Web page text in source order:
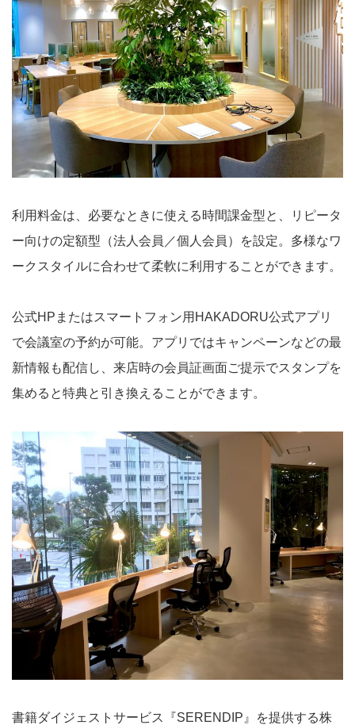
利用料金は、必要なときに使える時間課金型と、リピータ
ー向けの定額型（法人会員／個人会員）を設定。多様なワ
ークスタイルに合わせて柔軟に利用することができます。
公式HPまたはスマートフォン用HAKADORU公式アプリ
で会議室の予約が可能。アプリではキャンペーンなどの最
新情報も配信し、来店時の会員証画面ご提示でスタンプを
集めると特典と引き換えることができます。
書籍ダイジェストサービス『SERENDIP』を提供する株